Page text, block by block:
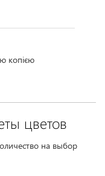
копією
цветов